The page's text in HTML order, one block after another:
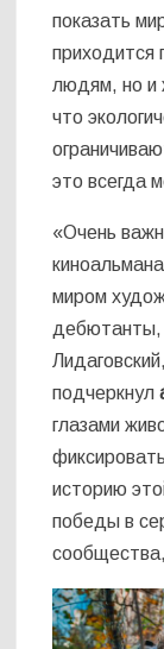
показать
приходится
людям, но и
что
это всегда
«Очень
миром
дебютанты,
подчеркнул
глазами
историю
победы в